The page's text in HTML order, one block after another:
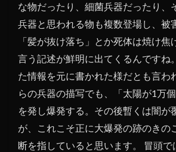
な物だったり、細菌兵器だったり、
兵器と思われる物も複数登場し、被
「髪が抜け落ち」とか死体は焼け焦
言う記述が鮮明に出てくるんですね
た情報を元に書かれた様だとも言わ
らの兵器の描写でも、「太陽が1万
を発し爆発する。その後暫くは闇が
が、これこそ正に大爆発の跡のきの
断を指していると思います。 冒頭で